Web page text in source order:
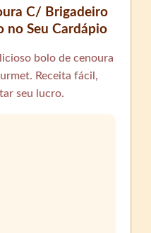
C/ Brigadeiro
no Seu Cardápio
bolo de cenoura
Receita fácil,
seu lucro.